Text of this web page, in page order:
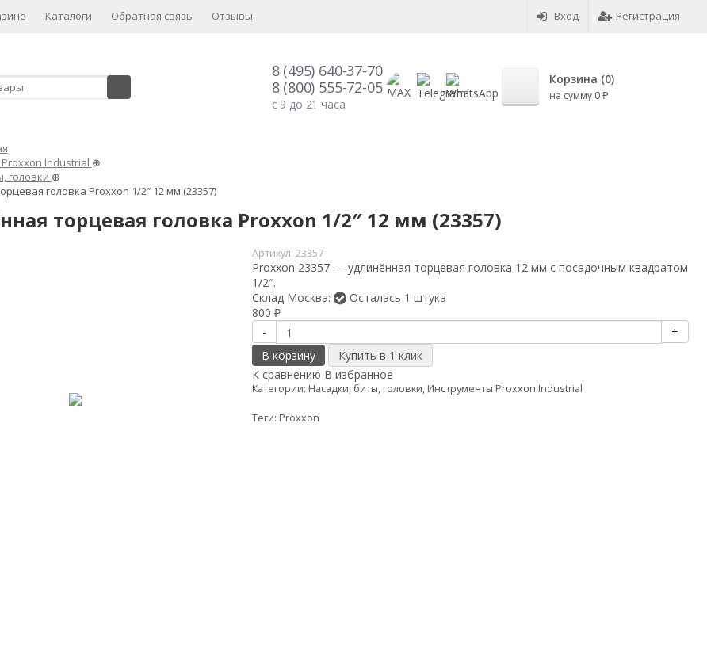
Вход Регистрация
Каталоги Обратная связь Отзывы
8 (495) 640-37-70
8 (800) 555-72-05
с 9 до 21 часа
Корзина (0)
на сумму 0 ₽
Industrial ⊕
головки ⊕
головка Proxxon 1/2″ 12 мм (23357)
торцевая головка Proxxon 1/2″ 12 мм (23357)
Артикул:23357
Proxxon 23357 — удлинённая торцевая головка 12 мм с посадочным квадратом
1/2″.
Склад Москва:
Осталась 1 штука
800₽
-
+
В корзину
К сравнению В избранное
Категории: Насадки, биты, головки, Инструменты Proxxon Industrial
Теги: Proxxon